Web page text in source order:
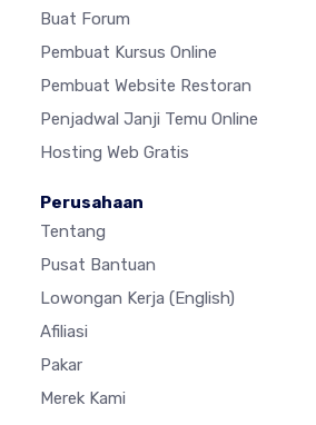
Buat Forum
Pembuat Kursus Online
Pembuat Website Restoran
Penjadwal Janji Temu Online
Hosting Web Gratis
Perusahaan
Tentang
Pusat Bantuan
Lowongan Kerja (English)
Afiliasi
Pakar
Merek Kami